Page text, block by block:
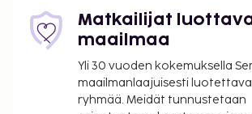
Sisäänkirjautumisesta
19.00–20.00
Yllä oleva luettelo ei ehkä kata
takuumaksut eivät välttämättä
saattavat muuttua.
Matkailijat
maailmaa
Yli 30 vuoden kokemuksella
maailmanlaajuisesti
ryhmää. Meidät tunnustetaan